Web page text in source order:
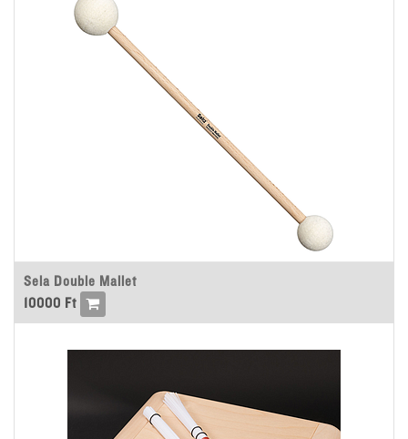
Sela Double Mallet
10000 Ft